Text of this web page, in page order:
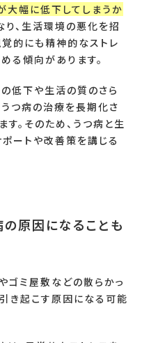
幅に低下してしまうか
、生活環境の悪化を招
覚的にも精神的なストレ
る傾向があります。
低下や生活の質のさら
つ病の治療を長期化さ
。そのため、うつ病と生
ートや改善策を講じる
原因になることも
ゴミ屋敷などの散らかっ
き起こす原因になる可能